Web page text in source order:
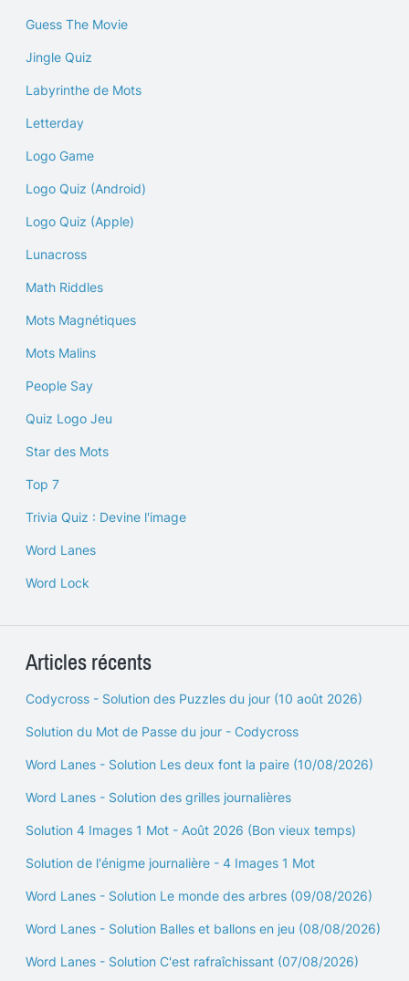
Guess The Movie
Jingle Quiz
Labyrinthe de Mots
Letterday
Logo Game
Logo Quiz (Android)
Logo Quiz (Apple)
Lunacross
Math Riddles
Mots Magnétiques
Mots Malins
People Say
Quiz Logo Jeu
Star des Mots
Top 7
Trivia Quiz : Devine l'image
Word Lanes
Word Lock
Articles récents
Codycross - Solution des Puzzles du jour (10 août 2026)
Solution du Mot de Passe du jour - Codycross
Word Lanes - Solution Les deux font la paire (10/08/2026)
Word Lanes - Solution des grilles journalières
Solution 4 Images 1 Mot - Août 2026 (Bon vieux temps)
Solution de l'énigme journalière - 4 Images 1 Mot
Word Lanes - Solution Le monde des arbres (09/08/2026)
Word Lanes - Solution Balles et ballons en jeu (08/08/2026)
Word Lanes - Solution C'est rafraîchissant (07/08/2026)